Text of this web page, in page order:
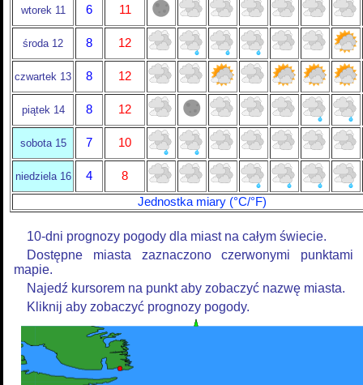
wtorek 11 6 11
środa 12 8 12
czwartek 13 8 12
piątek 14 8 12
sobota 15 7 10
niedziela 16 4
8
Jednostka miary (°C/°F)
10-dni prognozy pogody dla miast na całym świecie.
Dostępne miasta zaznaczono czerwonymi punktami
mapie.
Najedź kursorem na punkt aby zobaczyć nazwę miasta.
Kliknij aby zobaczyć prognozy pogody.